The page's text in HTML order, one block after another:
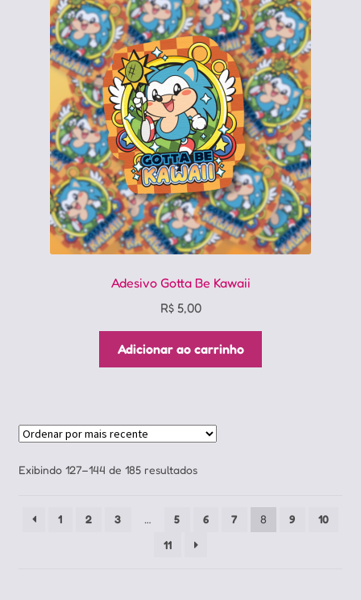
Adesivo Gotta Be Kawaii
R$5,00
Adicionar ao carrinho
Exibindo 127–144 de 185 resultadosClassificado
recente
1 2 3 … 5 6 7 8 9
10
11